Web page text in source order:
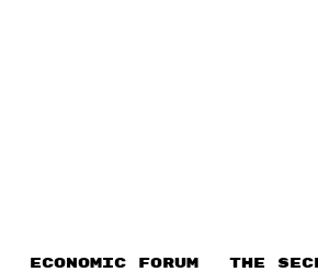
ECONOMIC FORUM THE